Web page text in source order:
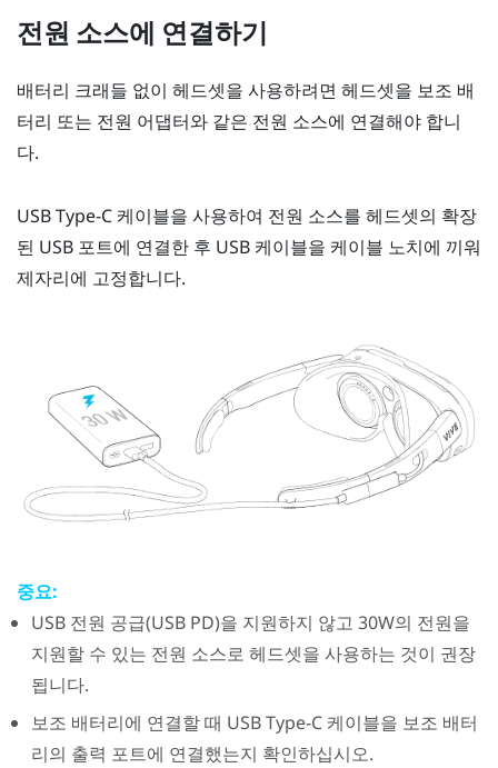
전원 소스에 연결하기
배터리 크래들 없이 헤드셋을 사용하려면 헤드셋을 보조 배
터리 또는 전원 어댑터와 같은 전원 소스에 연결해야 합니
다.
USB Type-C 케이블을 사용하여 전원 소스를 헤드셋의 확장
된 USB 포트에 연결한 후 USB 케이블을 케이블 노치에 끼워
제자리에 고정합니다.
중요:
USB 전원 공급(USB PD)을 지원하지 않고 30W의 전원을
지원할 수 있는 전원 소스로 헤드셋을 사용하는 것이 권장
됩니다.
보조 배터리에 연결할 때 USB Type-C케이블을 보조 배터
리의 출력 포트에 연결했는지 확인하십시오.